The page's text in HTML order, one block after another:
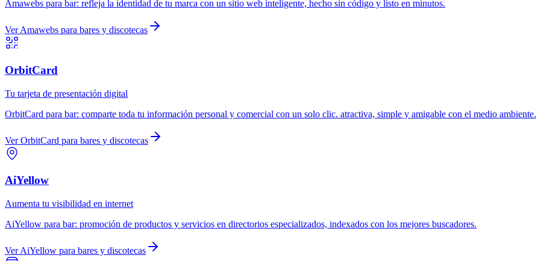
Amawebs para bar: refleja la identidad de tu marca con un sitio web inteligente, hecho sin código y listo en minutos.
VerAmawebs para bares y discotecas
OrbitCard
Tu tarjeta de presentación digital
OrbitCard para bar: comparte toda tu información personal y comercial con un solo clic. atractiva, simple y amigable con el medio ambiente.
VerOrbitCard para bares y discotecas
AiYellow
Aumenta tu visibilidad en internet
AiYellow para bar: promoción de productos y servicios en directorios especializados, indexados con los mejores buscadores.
VerAiYellow para bares y discotecas